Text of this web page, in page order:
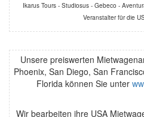
Ikarus Tours - Studiosus - Gebeco -
Veranstalter für die
Unsere preiswerten
Phoenix, San Diego, San
Florida können Sie unter
Wir bearbeiten ihre USA